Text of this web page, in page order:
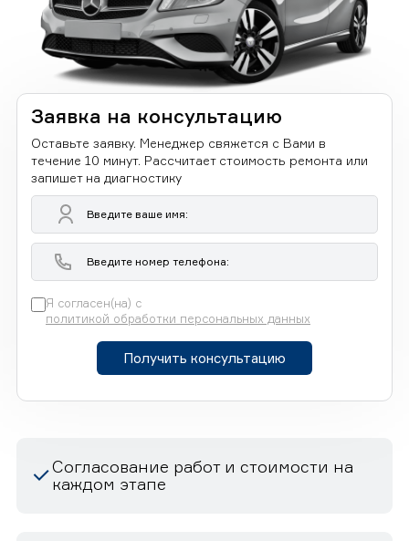
Заявка на консультацию
Оставьте заявку. Менеджер свяжется с Вами в
течение 10 минут. Рассчитает стоимость ремонта или
запишет на диагностику
Я согласен(на) с
политикой обработки персональных данных
Получить консультацию
Согласование работ и стоимости на
каждом этапе